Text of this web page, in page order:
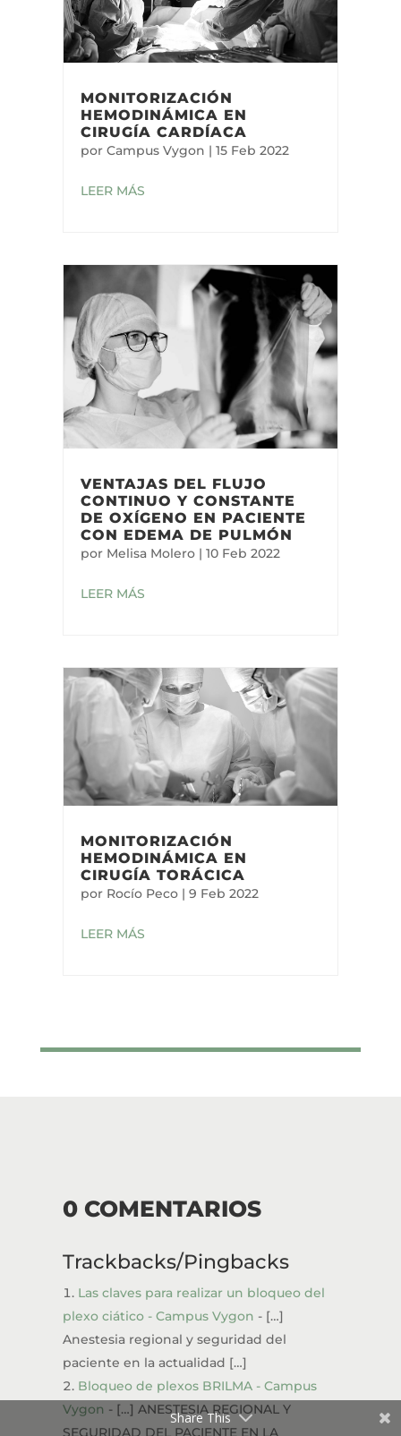
MONITORIZACIÓN
HEMODINÁMICA EN
CIRUGÍA CARDÍACA
por Campus Vygon | 15 Feb 2022
LEER MÁS
VENTAJAS DEL FLUJO
CONTINUO Y CONSTANTE
DE OXÍGENO EN PACIENTE
CON EDEMA DE PULMÓN
por Melisa Molero| 10 Feb 2022
LEER MÁS
MONITORIZACIÓN
HEMODINÁMICA EN
CIRUGÍA TORÁCICA
por Rocío Peco| 9 Feb 2022
LEER MÁS
0 COMENTARIOS
Trackbacks/Pingbacks
Las claves para realizar un bloqueo del
plexo ciático - Campus Vygon - […]
Anestesia regional y seguridad del
paciente en la actualidad […]
Bloqueo de plexos BRILMA - Campus
Vygon - […] ANESTESIA REGIONAL Y
SEGURIDAD DEL PACIENTE EN LA
Share This